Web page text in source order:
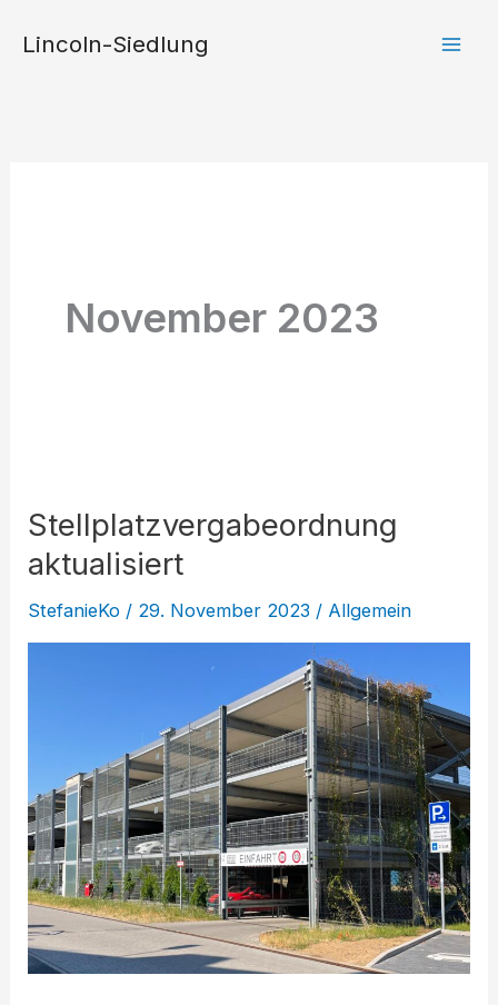
InhaltLincoln-Siedlung
November 2023
Stellplatzvergabeordnung
aktualisiert
StefanieKo / 29. November 2023 / Allgemein